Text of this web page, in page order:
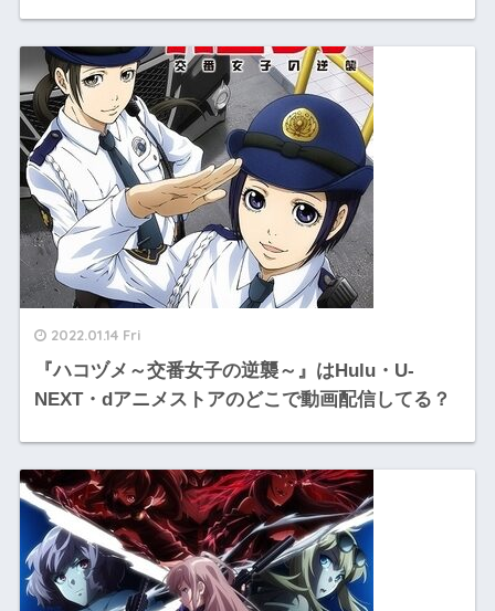
2022.01.14 Fri
『ハコヅメ～交番女子の逆襲～』はHulu・U-
NEXT・dアニメストアのどこで動画配信してる？